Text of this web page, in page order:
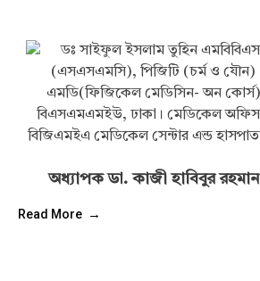
অধ্যাপক ডা. কাজী হাবিবুর রহমান
Read More